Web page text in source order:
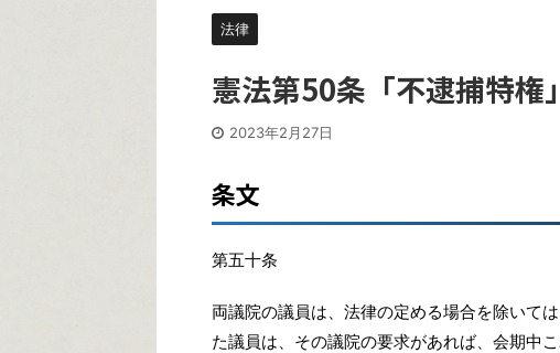
法律
憲法第50条「不逮捕特権
2023年2月27日
条文
第五十条
両議院の議員は、法律の定める場合を除いて
た議員は、その議院の要求があれば、会期中